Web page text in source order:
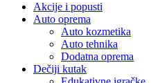
Akcije i popusti
Auto oprema
Auto kozmetika
Auto tehnika
Dodatna oprema
Dečiji kutak